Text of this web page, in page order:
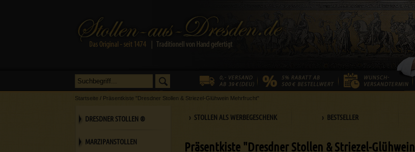
Startseite / Präsentkiste "Dresdner Stollen & Striezel-Glühwein Mehrfrucht"
› STOLLEN ALS WERBEGESCHENK › BESTSELLER
Präsentkiste "Dresdner Stollen & Striezel-Glühwein
DRESDNER STOLLEN ®
MARZIPANSTOLLEN